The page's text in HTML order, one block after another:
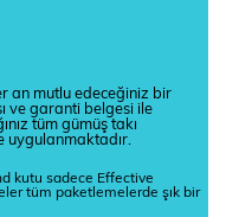
an mutlu edeceğiniz bir
ve garanti belgesi ile
tüm gümüş takı
uygulanmaktadır.
kutu sadece Effective
tüm paketlemelerde şık bir